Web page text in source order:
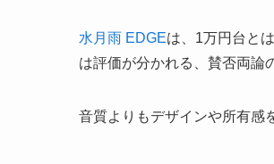
水月雨 EDGEは、1万円台と
は評価が分かれる、賛否両論
音質よりもデザインや所有感